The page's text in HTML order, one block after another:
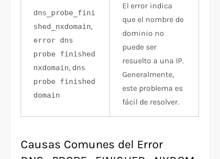
dns_probe_fini
shed_nxdomain,
error dns
probe finished
nxdomain, dns
probe finished
domain
El error indica
que el nombre de
dominio no
puede ser
resuelto a una IP.
Generalmente,
este problema es
fácil de resolver.
Causas Comunes del Error